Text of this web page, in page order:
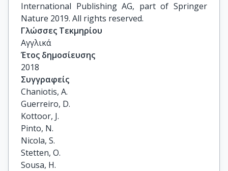
International Publishing AG, part of Springer
Nature 2019. All rights reserved.
Γλώσσες Τεκμηρίου
Αγγλικά
Έτος δημοσίευσης
2018
Συγγραφείς
Chaniotis, A.
Guerreiro, D.
Kottoor, J.
Pinto, N.
Nicola, S.
Stetten, O.
Sousa, H.